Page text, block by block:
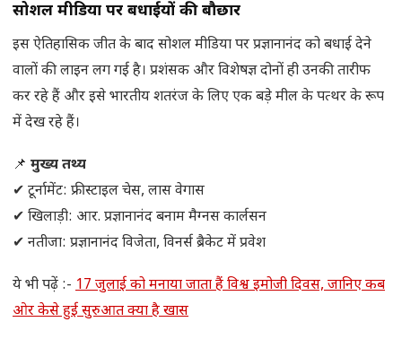
सोशल मीडिया पर बधाईयों की बौछार
इस ऐतिहासिक जीत के बाद सोशल मीडिया पर प्रज्ञानानंद को बधाई देने
वालों की लाइन लग गई है। प्रशंसक और विशेषज्ञ दोनों ही उनकी तारीफ
कर रहे हैं और इसे भारतीय शतरंज के लिए एक बड़े मील के पत्थर के रूप
में देख रहे हैं।
📌 मुख्य तथ्य
✔ टूर्नामेंट: फ्रीस्टाइल चेस, लास वेगास
✔ खिलाड़ी: आर. प्रज्ञानानंद बनाम मैग्नस कार्लसन
✔ नतीजा: प्रज्ञानानंद विजेता, विनर्स ब्रैकेट में प्रवेश
ये भी पढ़ें :- 17 जुलाई को मनाया जाता हैं विश्व इमोजी दिवस, जानिए कब
ओर केसे हुई सुरुआत क्या है खास